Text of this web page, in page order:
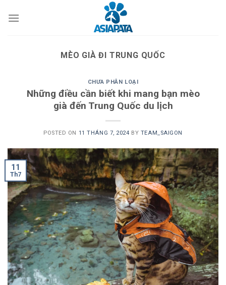
MÈO GIÀ ĐI TRUNG QUỐC
CHƯA PHÂN LOẠI
Những điều cần biết khi mang bạn mèo
già đến Trung Quốc du lịch
POSTED ON 11 THÁNG 7, 2024 BY TEAM_SAIGON
11
Th7